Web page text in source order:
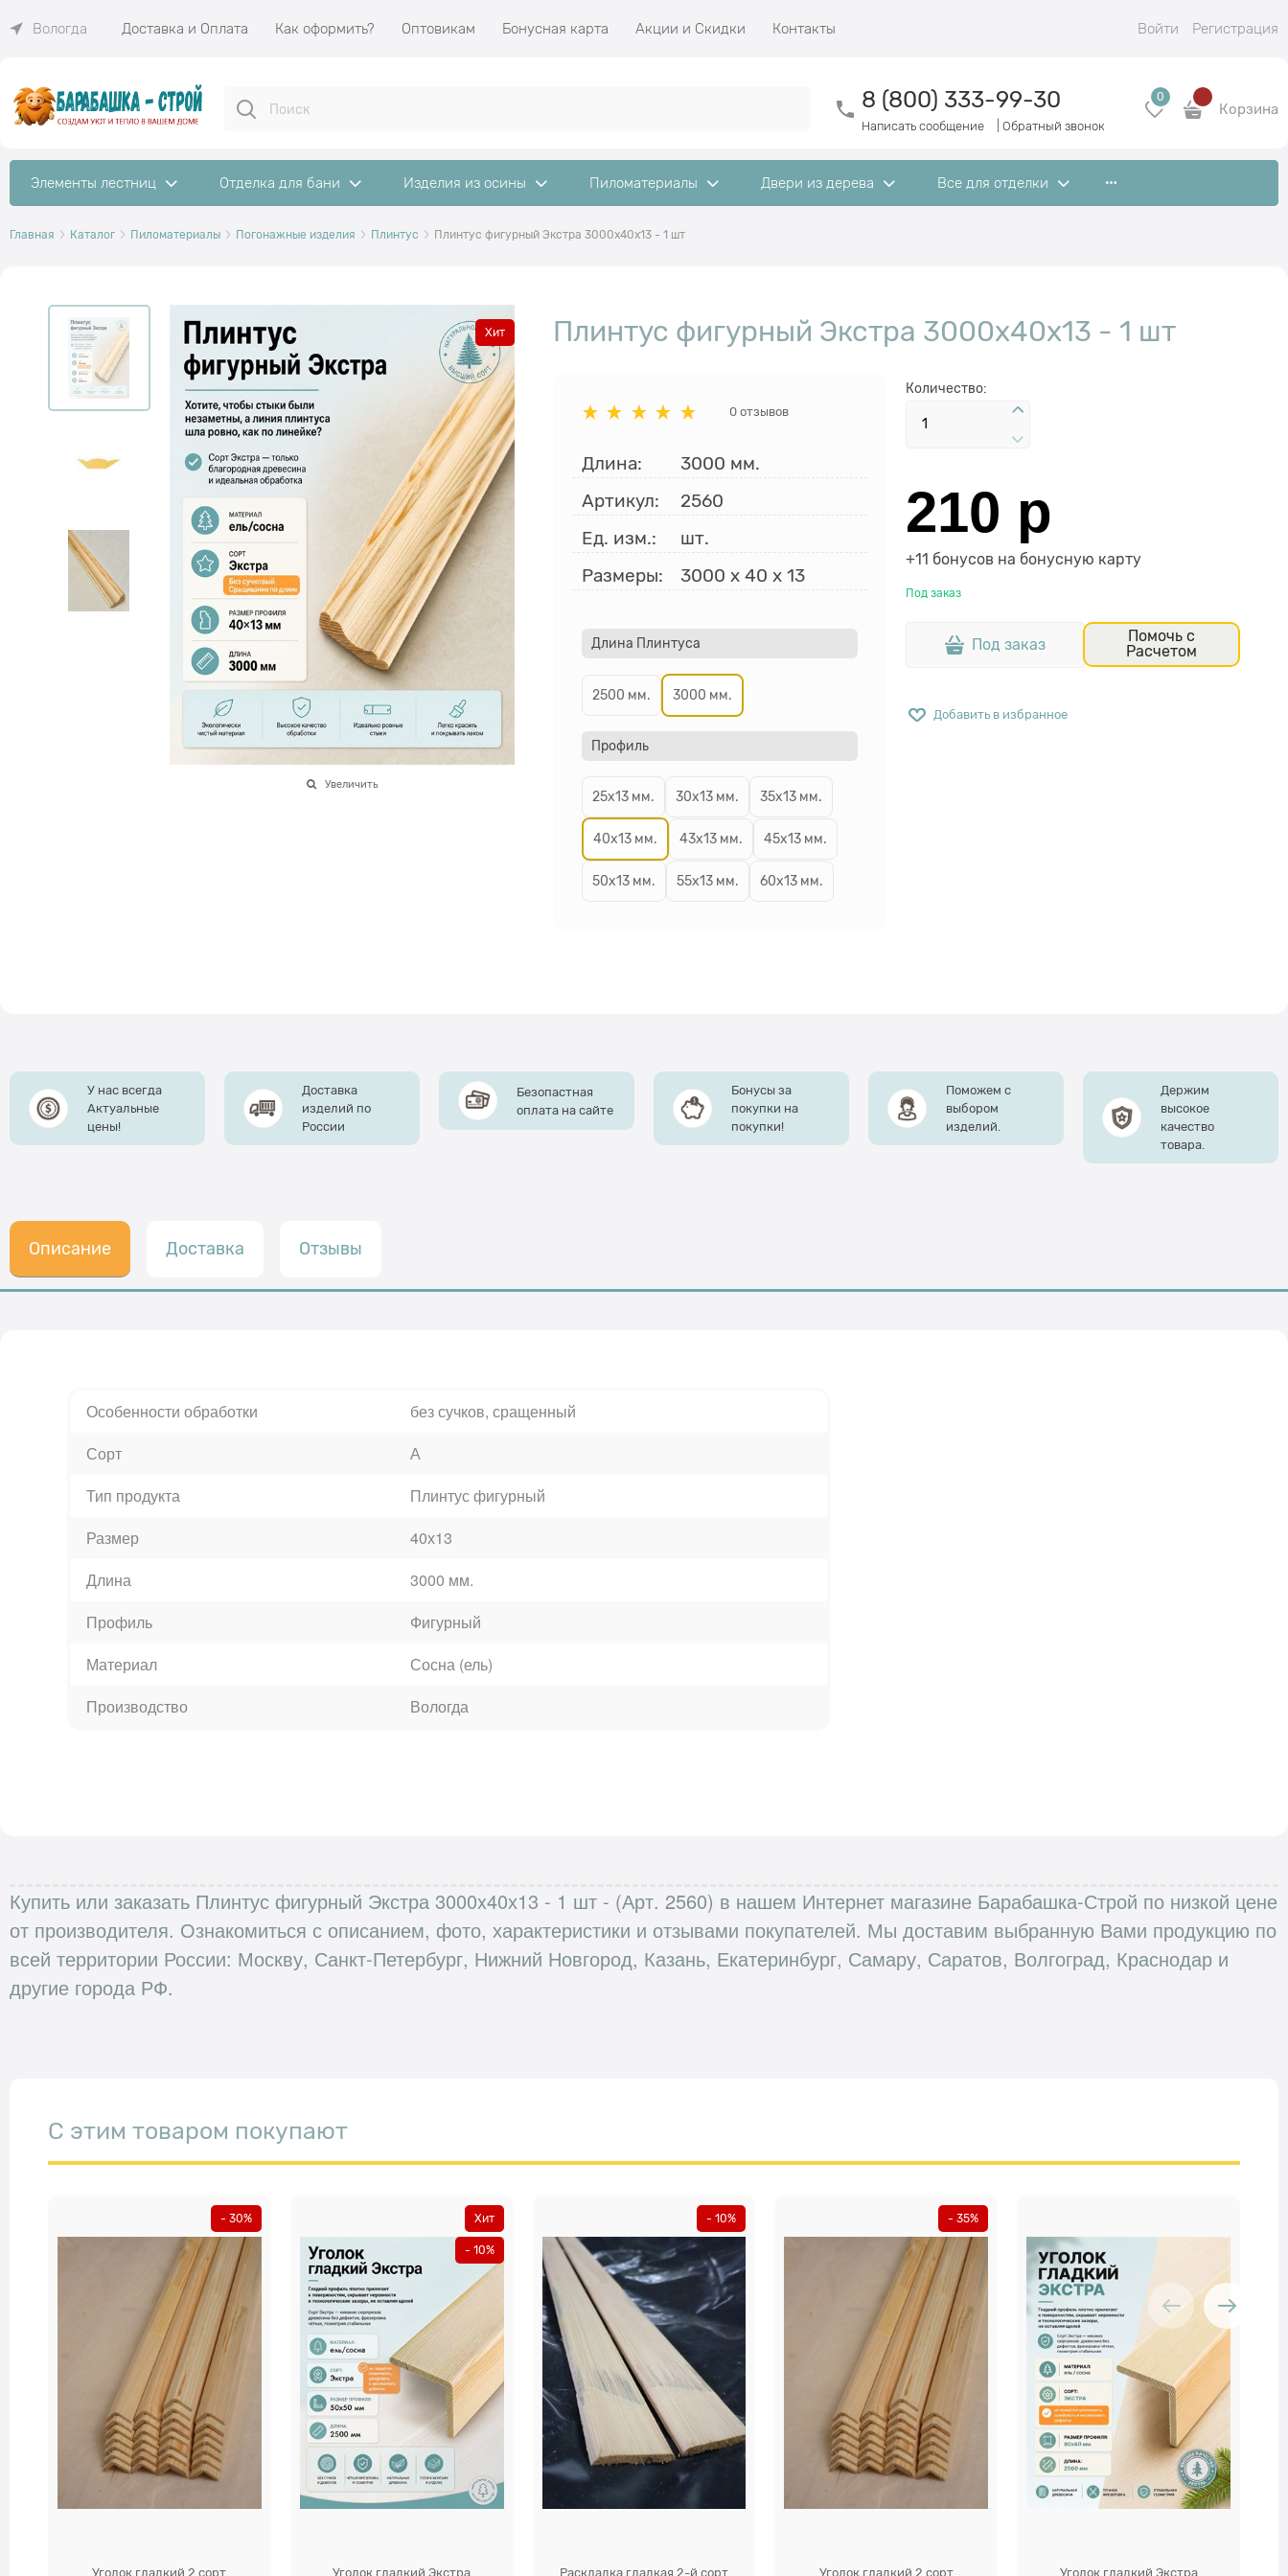
Вологда Доставка и Оплата Как оформить? Оптовикам Бонусная карта Акции и Скидки Контакты Войти Регистрация
8 (800) 333-99-30
Написать сообщение Обратный звонок
0
Корзина
Элементы лестниц Отделка для бани Изделия из осины Пиломатериалы Двери из дерева Все для отделки
Главная Каталог Пиломатериалы Погонажные изделия Плинтус Плинтус фигурный Экстра 3000x40х13 - 1 шт
Хит
Увеличить
Плинтус фигурный Экстра 3000x40х13 - 1 шт
0 отзывов
Длина:
3000 мм.
Артикул:
2560
Ед. изм.:
шт.
Размеры:
3000 x 40 x 13
Длина Плинтуса
2500 мм. 3000 мм.
Профиль
25х13 мм. 30х13 мм. 35х13 мм.
40х13 мм. 43х13 мм. 45х13 мм.
50х13 мм. 55х13 мм. 60х13 мм.
Количество:
210 р
+11 бонусов на бонусную карту
Под заказ
Под заказ
Помочь с
Расчетом
Добавить в избранное
У нас всегда
Актуальные
цены!
Доставка
изделий по
России
Безопастная
оплата на сайте
Бонусы за
покупки на
покупки!
Поможем с
выбором
изделий.
Держим
высокое
качество
товара.
Описание Доставка Отзывы
Особенности обработки
без сучков, сращенный
Сорт
А
Тип продукта
Плинтус фигурный
Размер
40х13
Длина
3000 мм.
Профиль
Фигурный
Материал
Сосна (ель)
Производство
Вологда
Купить или заказать Плинтус фигурный Экстра 3000x40х13 - 1 шт - (Арт. 2560) в нашем Интернет магазине Барабашка-Строй по низкой цене
от производителя. Ознакомиться с описанием, фото, характеристики и отзывами покупателей. Мы доставим выбранную Вами продукцию по
всей территории России: Москву, Санкт-Петербург, Нижний Новгород, Казань, Екатеринбург, Самару, Саратов, Волгоград, Краснодар и
другие города РФ.
С этим товаром покупают
Уголок гладкий 2 сорт
- 30%
Уголок гладкий Экстра
Хит
- 10%
Раскладка гладкая 2-й сорт
- 10%
Уголок гладкий 2 сорт
- 35%
Уголок гладкий Экстра